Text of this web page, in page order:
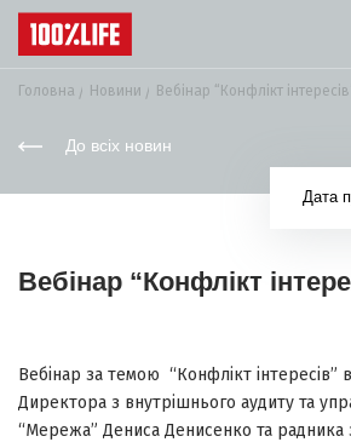
Головна Новини Вебінар “Конфлікт
До всіх новин
Дата
Вебінар “Конфлікт
Вебінар за темою “Конфлікт інтересів”
Директора з внутрішнього аудиту та
“Мережа” Дениса Денисенко та радника